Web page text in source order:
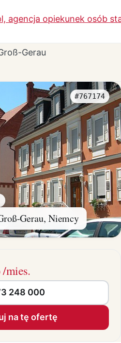
Gerau
#767174
Gerau, Niemcy
mies.
248 000
na tę ofertę